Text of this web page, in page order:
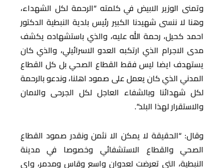
وتمنى الوزير الابيض في كلمته “الرحمة لكل الشهداء،
وهنا لا ننسى شهيدنا الكبير رئيس بلدية النبطية الدكتور
احمد كحيل، رحمة الله عليه، والذي باستشهاده يكشف
مدى الاجرام الذي ارتكبه العدو الاسرائيلي، والذي كان
يستهدف ايضا ليس فقط القطاع الصحي بل كل القطاع
المدني الذي كان يعمل على صمود اهلنا، وندعو بالرحمة
لكل شهدائنا وبالشفاء العاجل لكل الجرحى والامان
والاستقرار لهذا البلد”.
وقال: “الحقيقة لا يمكن الا نثمن ونقدر صمود القطاع
الصحي والقطاع الاستشفائي وخصوصا في مدينة
النبطية، التي تعرضت لعدوان واسع وقاس ومدمر، واي